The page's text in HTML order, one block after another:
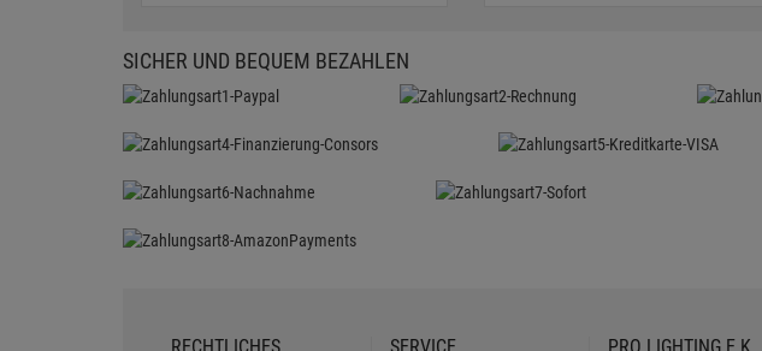
SICHER UND BEQUEM BEZAHLEN